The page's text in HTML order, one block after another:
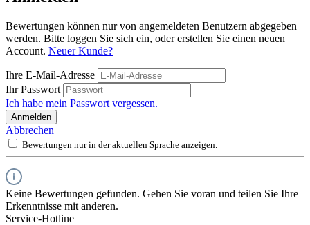
Bewertungen können nur von angemeldeten Benutzern abgegeben
werden. Bitte loggen Sie sich ein, oder erstellen Sie einen neuen
Account. Neuer Kunde?
Ihre E-Mail-Adresse
Ihr Passwort
Ich habe mein Passwort vergessen.
Anmelden
Abbrechen
Bewertungen nur in der aktuellen Sprache anzeigen.
Keine Bewertungen gefunden. Gehen Sie voran und teilen Sie Ihre
Erkenntnisse mit anderen.
Service-Hotline